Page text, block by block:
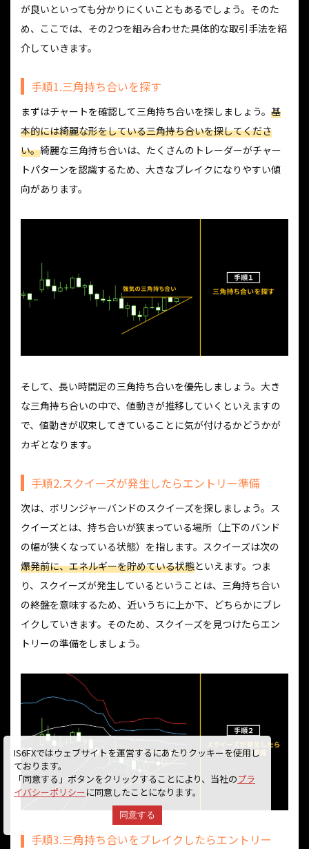
が良いといっても分かりにくいこともあるでしょう。そのた
め、ここでは、その2つを組み合わせた具体的な取引手法を紹
介していきます。
手順1.三角持ち合いを探す
まずはチャートを確認して三角持ち合いを探しましょう。 基
本的には綺麗な形をしている三角持ち合いを探してくださ
い。綺麗な三角持ち合いは、たくさんのトレーダーがチャー
トパターンを認識するため、大きなブレイクになりやすい傾
向があります。
そして、長い時間足の三角持ち合いを優先しましょう。大き
な三角持ち合いの中で、値動きが推移していくといえますの
で、値動きが収束してきていることに気が付けるかどうかが
カギとなります。
手順2.スクイーズが発生したらエントリー準備
次は、ボリンジャーバンドのスクイーズを探しましょう。ス
クイーズとは、持ち合いが狭まっている場所（上下のバンド
の幅が狭くなっている状態）を指します。スクイーズは次の
爆発前に、エネルギーを貯めている状態といえます。つま
り、スクイーズが発生しているということは、三角持ち合い
の終盤を意味するため、近いうちに上か下、どちらかにブレ
イクしていきます。そのため、スクイーズを見つけたらエン
トリーの準備をしましょう。
手順3.三角持ち合いをブレイクしたらエントリー
IS6FXではウェブサイトを運営するにあたりクッキーを使用し
ております。
「同意する」ボタンをクリックすることにより、当社のプラ
イバシーポリシーに同意したことになります。
同意する